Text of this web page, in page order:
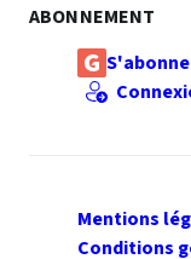
ABONNEMENT
Mentions
Conditions